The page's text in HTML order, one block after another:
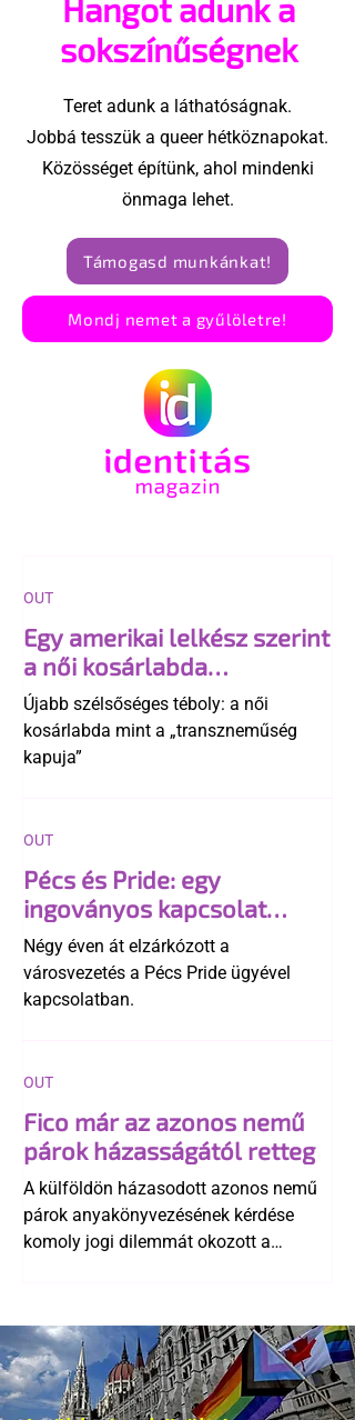
megvalósításában
Hangot adunk a
sokszínűségnek
Teret adunk a láthatóságnak.
Jobbá tesszük a queer hétköznapokat.
Közösséget építünk, ahol mindenki
önmaga lehet.
Támogasd munkánkat!
Mondj nemet a gyűlöletre!
Egy amerikai lelkész szerint
a női kosárlabda
transzneműséghez vezet
Újabb szélsőséges téboly: a női
kosárlabda mint a „transzneműség
kapuja”
OUT
Pécs és Pride: egy
ingoványos kapcsolat
története
Négy éven át elzárkózott a
városvezetés a Pécs Pride ügyével
kapcsolatban.
OUT
Fico már az azonos nemű
párok házasságától retteg
A külföldön házasodott azonos nemű
párok anyakönyvezésének kérdése
komoly jogi dilemmát okozott a
egyértelműen tiltja a házasságuk
elismerését. Közben az ellenzéken belül
is vita robbant ki arról, hogy vissza
kellene-e vonni a kormány konzervatív
OUT